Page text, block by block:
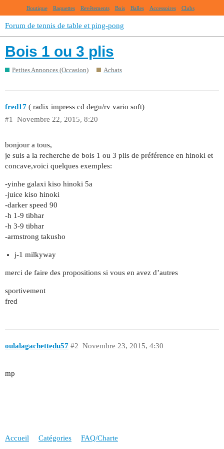
Boutique Raquettes Revêtements Bois Balles Accessoires Clubs
Forum de tennis de table et ping-pong
Bois 1 ou 3 plis
Petites Annonces (Occasion) Achats
fred17 ( radix impress cd degu/rv vario soft)
Novembre 22, 2015, 8:20
#1
bonjour a tous,
je suis a la recherche de bois 1 ou 3 plis de préférence en hinoki et
concave,voici quelques exemples:
-yinhe galaxi kiso hinoki 5a
-juice kiso hinoki
-darker speed 90
-h 1-9 tibhar
-h 3-9 tibhar
-armstrong takusho
j-1 milkyway
merci de faire des propositions si vous en avez d’autres
sportivement
fred
oulalagachettedu57 Novembre 23, 2015, 4:30
#2
mp
Accueil Catégories FAQ/Charte